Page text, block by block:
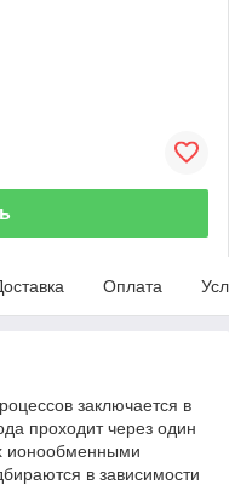
Оплата
заключается в
проходит через один
ионообменными
в зависимости